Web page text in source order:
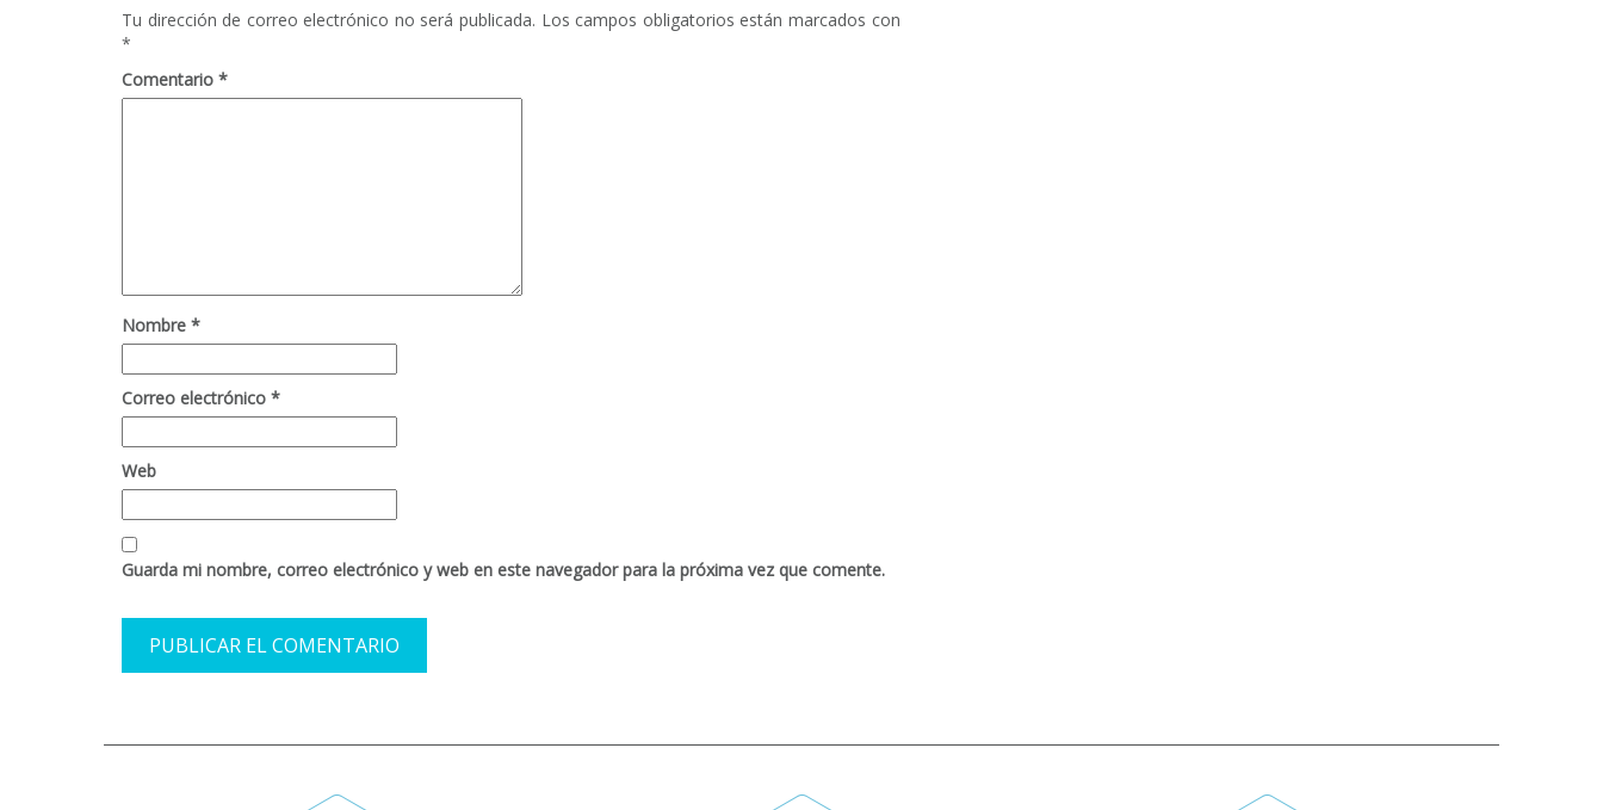
Tu dirección de correo electrónico no será publicada. Los campos obligatorios están marcados con
*
Comentario *
Nombre *
Correo electrónico *
Web
Guarda mi nombre, correo electrónico y web en este navegador para la próxima vez que comente.